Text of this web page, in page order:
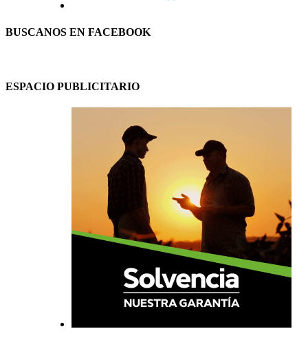
BUSCANOS EN FACEBOOK
ESPACIO PUBLICITARIO